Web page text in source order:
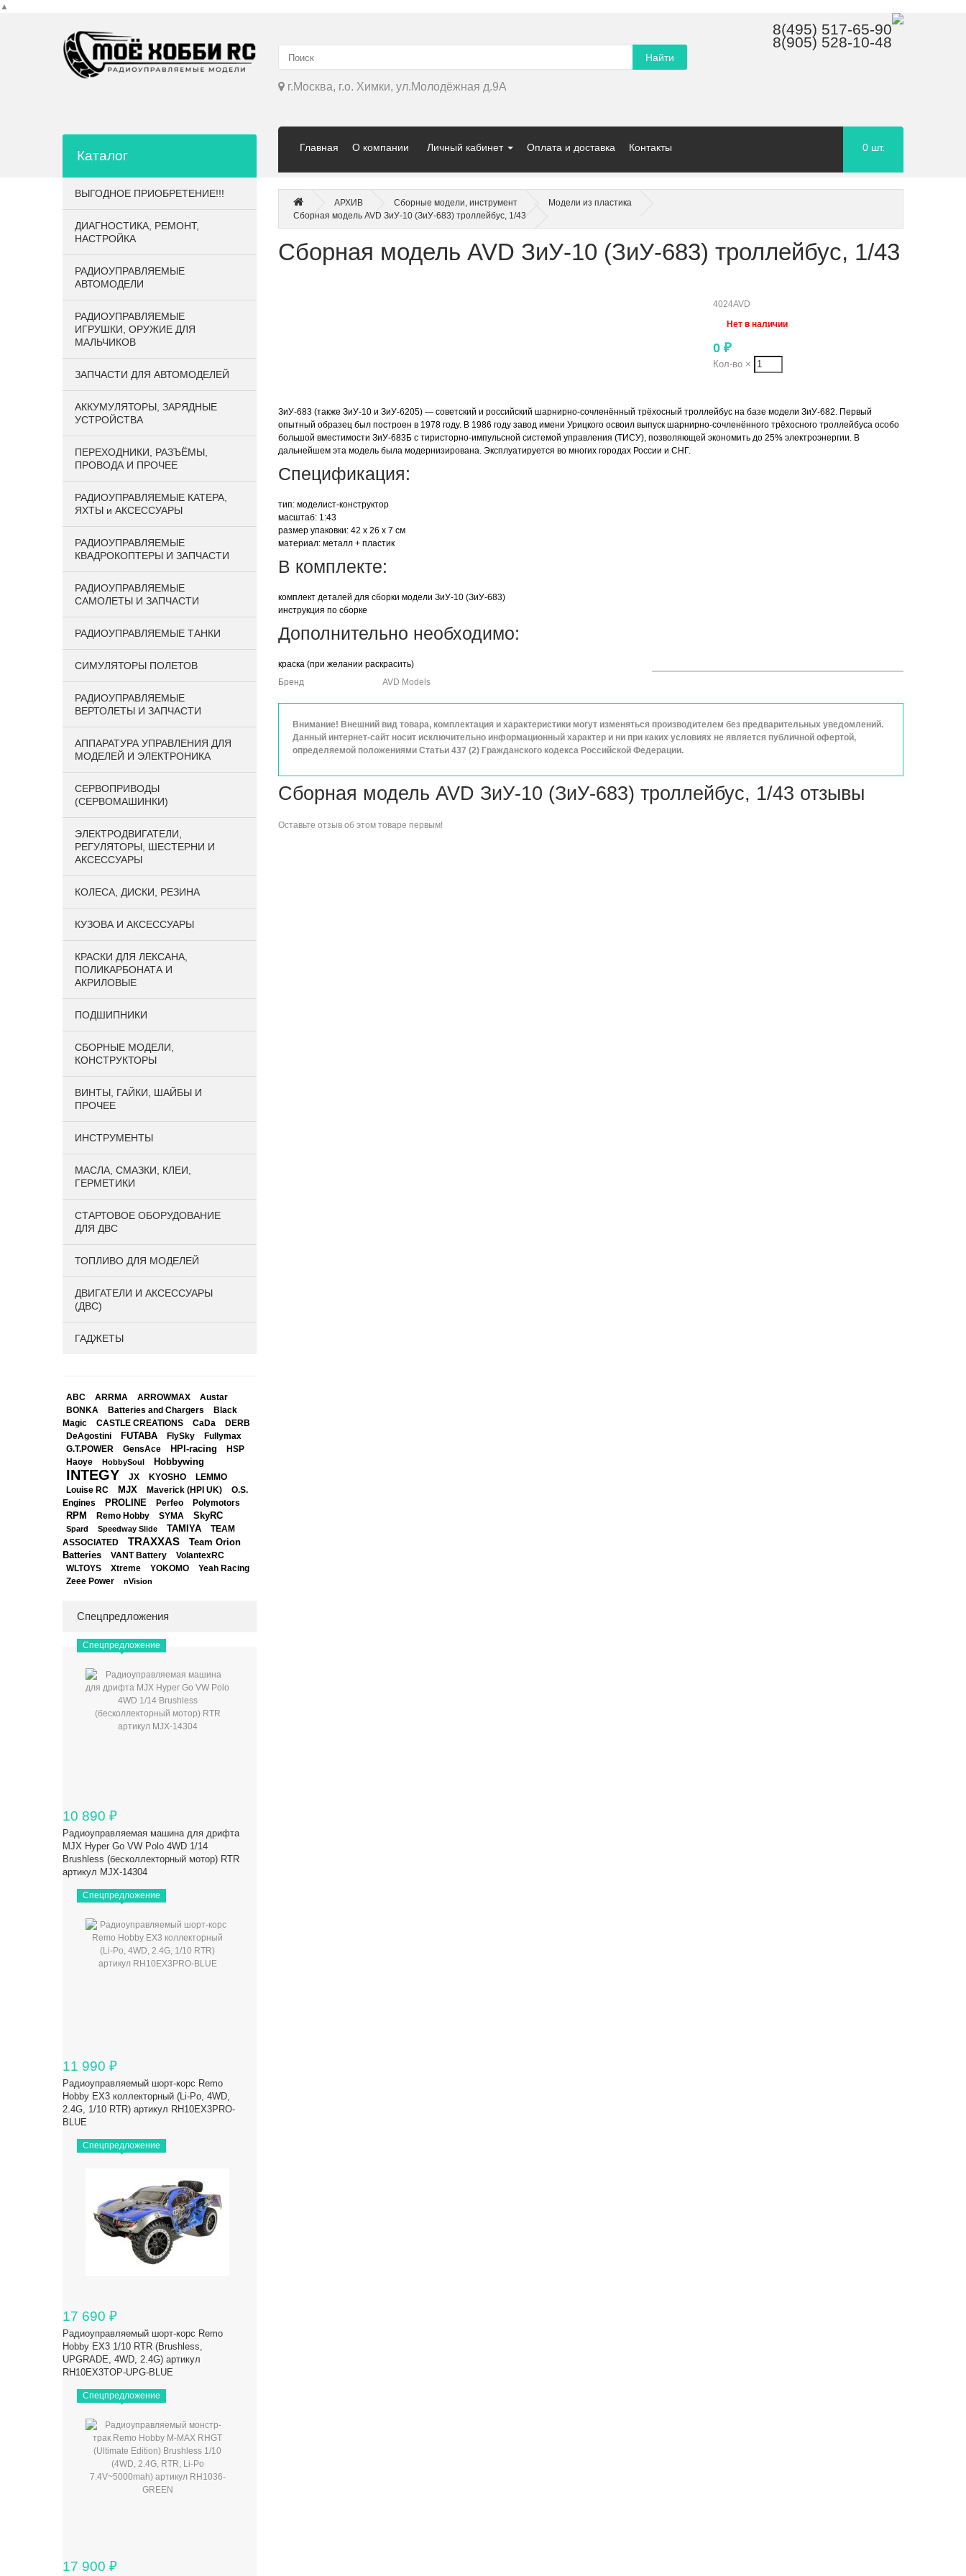
▲
г.Москва, г.о. Химки, ул.Молодёжная д.9А
8(495) 517-65-90
8(905) 528-10-48
Главная О компании Личный кабинет Оплата и доставка Контакты 0 шт.
Каталог
ВЫГОДНОЕ ПРИОБРЕТЕНИЕ!!!
ДИАГНОСТИКА, РЕМОНТ,
НАСТРОЙКА
РАДИОУПРАВЛЯЕМЫЕ
АВТОМОДЕЛИ
РАДИОУПРАВЛЯЕМЫЕ
ИГРУШКИ, ОРУЖИЕ ДЛЯ
МАЛЬЧИКОВ
ЗАПЧАСТИ ДЛЯ АВТОМОДЕЛЕЙ
АККУМУЛЯТОРЫ, ЗАРЯДНЫЕ
УСТРОЙСТВА
ПЕРЕХОДНИКИ, РАЗЪЁМЫ,
ПРОВОДА И ПРОЧЕЕ
РАДИОУПРАВЛЯЕМЫЕ КАТЕРА,
ЯХТЫ и АКСЕССУАРЫ
РАДИОУПРАВЛЯЕМЫЕ
КВАДРОКОПТЕРЫ И ЗАПЧАСТИ
РАДИОУПРАВЛЯЕМЫЕ
САМОЛЕТЫ И ЗАПЧАСТИ
РАДИОУПРАВЛЯЕМЫЕ ТАНКИ
СИМУЛЯТОРЫ ПОЛЕТОВ
РАДИОУПРАВЛЯЕМЫЕ
ВЕРТОЛЕТЫ И ЗАПЧАСТИ
АППАРАТУРА УПРАВЛЕНИЯ ДЛЯ
МОДЕЛЕЙ И ЭЛЕКТРОНИКА
СЕРВОПРИВОДЫ
(СЕРВОМАШИНКИ)
ЭЛЕКТРОДВИГАТЕЛИ,
РЕГУЛЯТОРЫ, ШЕСТЕРНИ И
АКСЕССУАРЫ
КОЛЕСА, ДИСКИ, РЕЗИНА
КУЗОВА И АКСЕССУАРЫ
КРАСКИ ДЛЯ ЛЕКСАНА,
ПОЛИКАРБОНАТА И
АКРИЛОВЫЕ
ПОДШИПНИКИ
CБОРНЫЕ МОДЕЛИ,
КОНСТРУКТОРЫ
ВИНТЫ, ГАЙКИ, ШАЙБЫ И
ПРОЧЕЕ
ИНСТРУМЕНТЫ
МАСЛА, СМАЗКИ, КЛЕИ,
ГЕРМЕТИКИ
СТАРТОВОЕ ОБОРУДОВАНИЕ
ДЛЯ ДВС
ТОПЛИВО ДЛЯ МОДЕЛЕЙ
ДВИГАТЕЛИ И АКСЕССУАРЫ
(ДВС)
ГАДЖЕТЫ
ABC ARRMA ARROWMAX Austar
BONKA Batteries and Chargers
Black
Magic
CASTLE CREATIONS CaDa DERB
DeAgostini FUTABA FlySky Fullymax
G.T.POWER GensAce HPI-racing
HSP
Haoye
HobbySoul Hobbywing
INTEGY JX KYOSHO
LEMMO
Louise RC
MJX Maverick (HPI UK)
O.S.
Engines
PROLINE Perfeo Polymotors
RPM Remo Hobby SYMA SkyRC
Spard Speedway Slide TAMIYA
TEAM
ASSOCIATED
TRAXXAS
Team Orion
Batteries
VANT Battery VolantexRC
WLTOYS Xtreme YOKOMO Yeah Racing
Zeee Power nVision
Спецпредложения
Спецпредложение
10 890 ₽
Радиоуправляемая машина для дрифта
MJX Hyper Go VW Polo 4WD 1/14
Brushless (бесколлекторный мотор) RTR
артикул MJX-14304
Спецпредложение
11 990 ₽
Радиоуправляемый шорт-корс Remo
Hobby EX3 коллекторный (Li-Po, 4WD,
2.4G, 1/10 RTR) артикул RH10EX3PRO-
BLUE
Спецпредложение
17 690 ₽
Радиоуправляемый шорт-корс Remo
Hobby EX3 1/10 RTR (Brushless,
UPGRADE, 4WD, 2.4G) артикул
RH10EX3TOP-UPG-BLUE
Спецпредложение
17 900 ₽
АРХИВ Сборные модели, инструмент
Модели из пластика
Сборная модель AVD ЗиУ-10 (ЗиУ-683) троллейбус, 1/43
Сборная модель AVD ЗиУ-10 (ЗиУ-683) троллейбус, 1/43
4024AVD
Нет в наличии
0 ₽
Кол-во ×
ЗиУ-683 (также ЗиУ-10 и ЗиУ-6205) — советский и российский шарнирно-сочленённый трёхосный троллейбус на базе модели ЗиУ-682. Первый
опытный образец был построен в 1978 году. В 1986 году завод имени Урицкого освоил выпуск шарнирно-сочленённого трёхосного троллейбуса особо
большой вместимости ЗиУ-683Б с тиристорно-импульсной системой управления (ТИСУ), позволяющей экономить до 25% электроэнергии. В
дальнейшем эта модель была модернизирована. Эксплуатируется во многих городах России и СНГ.
Спецификация:
тип: моделист-конструктор
масштаб: 1:43
размер упаковки: 42 x 26 x 7 см
материал: металл + пластик
В комплекте:
комплект деталей для сборки модели ЗиУ-10 (ЗиУ-683)
инструкция по сборке
Дополнительно необходимо:
краска (при желании раскрасить)
Бренд
AVD Models
Внимание! Внешний вид товара, комплектация и характеристики могут изменяться производителем без предварительных уведомлений.
Данный интернет-сайт носит исключительно информационный характер и ни при каких условиях не является публичной офертой,
определяемой положениями Статьи 437 (2) Гражданского кодекса Российской Федерации.
Сборная модель AVD ЗиУ-10 (ЗиУ-683) троллейбус, 1/43 отзывы
Оставьте отзыв об этом товаре первым!